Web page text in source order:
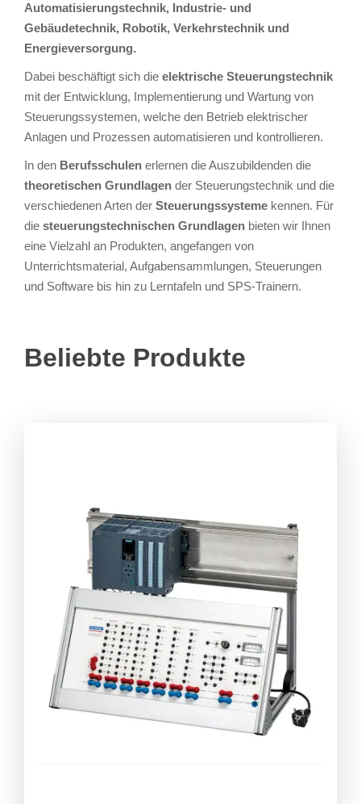
Automatisierungstechnik, Industrie- und
Gebäudetechnik, Robotik, Verkehrstechnik und
Energieversorgung.
Dabei beschäftigt sich die elektrische Steuerungstechnik
mit der Entwicklung, Implementierung und Wartung von
Steuerungssystemen, welche den Betrieb elektrischer
Anlagen und Prozessen automatisieren und kontrollieren.
In den Berufsschulenerlernen die Auszubildenden die
theoretischen Grundlagender Steuerungstechnik und die
verschiedenen Arten der Steuerungssystemekennen. Für
die steuerungstechnischen Grundlagenbieten wir Ihnen
eine Vielzahl an Produkten, angefangen von
Unterrichtsmaterial, Aufgabensammlungen, Steuerungen
und Software bis hin zu Lerntafeln und SPS-Trainern.
Beliebte Produkte